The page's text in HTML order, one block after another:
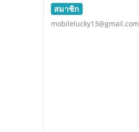
สมาชิก
mobilelucky13@gmail.com